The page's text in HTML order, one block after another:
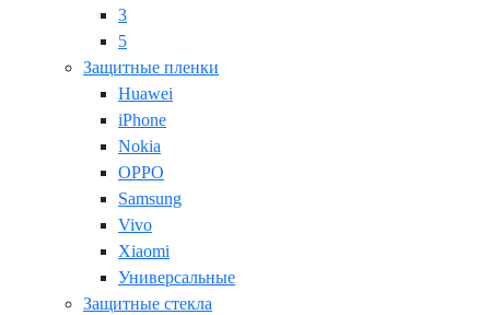
3
5
Защитные пленки
Huawei
iPhone
Nokia
OPPO
Samsung
Vivo
Xiaomi
Универсальные
Защитные стекла